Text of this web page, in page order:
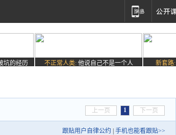
坑的经历 不正常人类: 他说自己不是一个人 新套路:
上一页 1 下一页
跟贴用户自律公约 手机也能看跟贴>>